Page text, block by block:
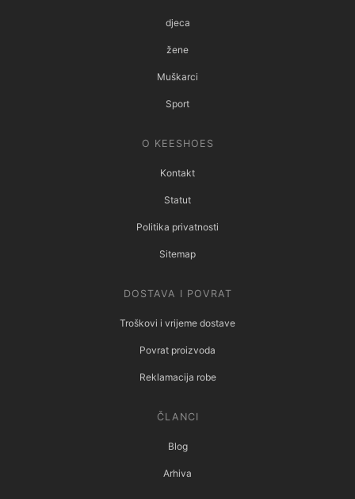
djeca
žene
Muškarci
Sport
O KEESHOES
Kontakt
Statut
Politika privatnosti
Sitemap
DOSTAVA I POVRAT
Troškovi i vrijeme dostave
Povrat proizvoda
Reklamacija robe
ČLANCI
Blog
Arhiva